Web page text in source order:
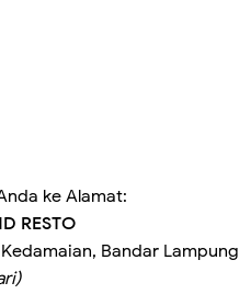
ke Alamat:
RESTO
Bandar Lampung